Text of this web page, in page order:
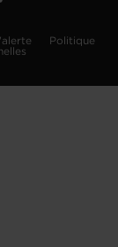
Politique